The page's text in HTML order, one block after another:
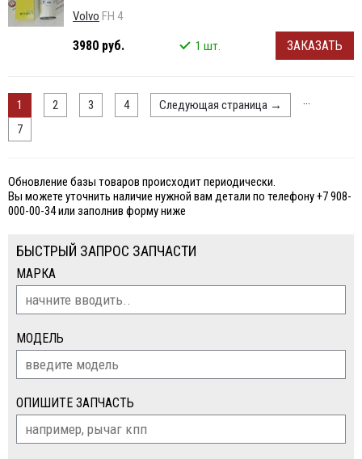
Volvo FH 4
3980 руб. 1 шт. ЗАКАЗАТЬ
1 2 3 4 Следующая страница →
...
7
Обновление базы товаров происходит периодически.
Вы можете уточнить наличие нужной вам детали по телефону +7 908-
000-00-34 или заполнив форму ниже
БЫСТРЫЙ ЗАПРОС ЗАПЧАСТИ
МАРКА
МОДЕЛЬ
ОПИШИТЕ ЗАПЧАСТЬ